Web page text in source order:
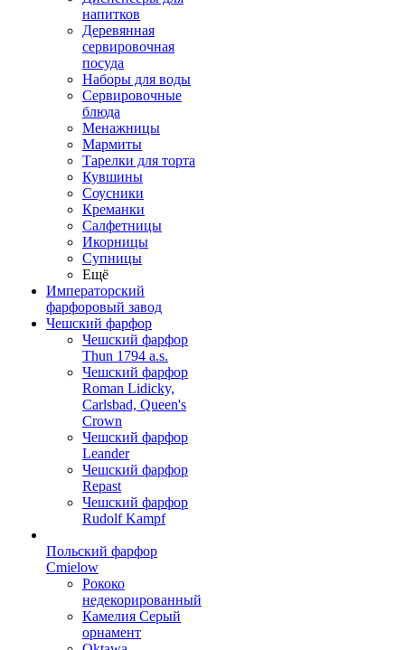
напитков
Деревянная
сервировочная
посуда
Наборы для воды
Сервировочные
блюда
Менажницы
Мармиты
Тарелки для торта
Кувшины
Соусники
Креманки
Салфетницы
Икорницы
Супницы
Ещё
Императорский
фарфоровый завод
Чешский фарфор
Чешский фарфор
Thun 1794 a.s.
Чешский фарфор
Roman Lidicky,
Carlsbad, Queen's
Crown
Чешский фарфор
Leander
Чешский фарфор
Repast
Чешский фарфор
Rudolf Kampf
Польский фарфор
Сmielow
Рококо
недекорированный
Камелия Серый
орнамент